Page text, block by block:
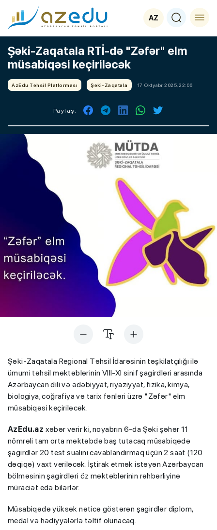
AZ
Şəki-Zaqatala RTİ-də "Zəfər" elm
müsabiqəsi keçiriləcək
AzEdu Təhsil Platforması Şəki-Zaqatala 17 Oktyabr 2025, 22:06
Paylaş:
Şəki-Zaqatala Regional Təhsil İdarəsinin təşkilatçılığı ilə
ümumi təhsil məktəblərinin VIII-XI sinif şagirdləri arasında
Azərbaycan dili və ədəbiyyat, riyaziyyat, fizika, kimya,
biologiya, coğrafiya və tarix fənləri üzrə "Zəfər" elm
müsabiqəsi keçiriləcək.
AzEdu.az xəbər verir ki, noyabrın 6-da Şəki şəhər 11
nömrəli tam orta məktəbdə baş tutacaq müsabiqədə
şagirdlər 20 test sualını cavablandırmaq üçün 2 saat (120
dəqiqə) vaxt veriləcək. İştirak etmək istəyən Azərbaycan
bölməsinin şagirdləri öz məktəblərinin rəhbərliyinə
müraciət edə bilərlər.
Müsabiqədə yüksək nəticə göstərən şagirdlər diplom,
medal və hədiyyələrlə təltif olunacaq.